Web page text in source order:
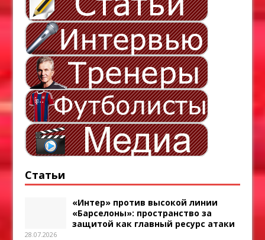
Статьи
«Интер» против высокой линии
«Барселоны»: пространство за
защитой как главный ресурс атаки
28.07.2026